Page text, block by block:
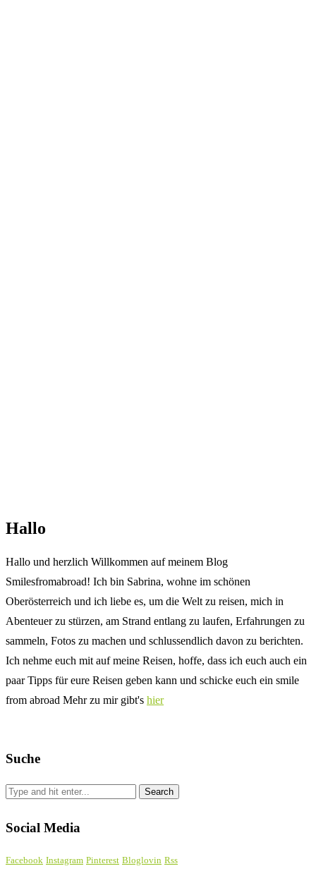
Hallo
Hallo und herzlich Willkommen auf meinem Blog
Smilesfromabroad! Ich bin Sabrina, wohne im schönen
Oberösterreich und ich liebe es, um die Welt zu reisen, mich in
Abenteuer zu stürzen, am Strand entlang zu laufen, Erfahrungen zu
sammeln, Fotos zu machen und schlussendlich davon zu berichten.
Ich nehme euch mit auf meine Reisen, hoffe, dass ich euch auch ein
paar Tipps für eure Reisen geben kann und schicke euch ein smile
from abroad Mehr zu mir gibt's hier
Suche
Social Media
Facebook Instagram Pinterest Bloglovin Rss